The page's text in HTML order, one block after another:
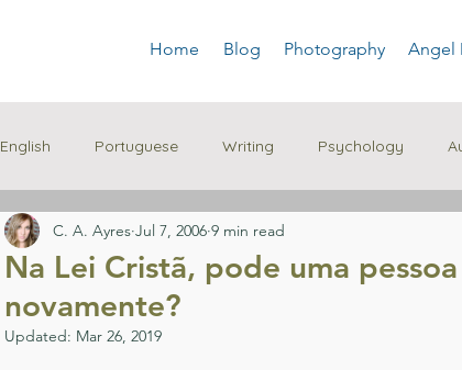
Home Blog Photography Angel
English Portuguese Writing Psychology
Education
Na Lei Cristã, pode uma
novamente?
C. A. Ayres Jul 7, 2006 9 min read
Updated: Mar 26, 2019